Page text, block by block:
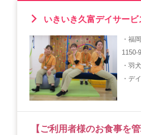
いきいき久富デイサービ
・福
1150-9
・羽
・デ
【ご利用者様のお食事を